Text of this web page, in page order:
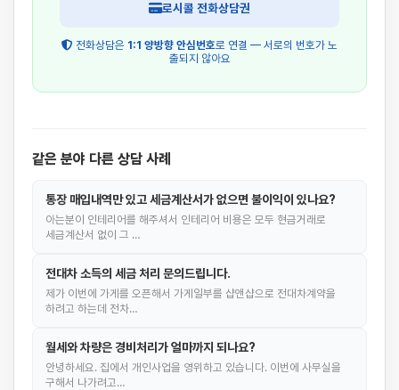
로시콜 전화상담권
전화상담은 1:1 양방향 안심번호로 연결 — 서로의 번호가 노
출되지 않아요
같은 분야 다른 상담 사례
통장 매입내역만 있고 세금계산서가 없으면 불이익이 있나요?
아는분이 인테리어를 해주셔서 인테리어 비용은 모두 현금거래로
세금계산서 없이 그 …
전대차 소득의 세금 처리 문의드립니다.
제가 이번에 가게를 오픈해서 가게일부를 샵앤샵으로 전대차계약을
하려고 하는데 전차…
월세와 차량은 경비처리가 얼마까지 되나요?
안녕하세요. 집에서 개인사업을 영위하고 있습니다. 이번에 사무실을
구해서 나가려고…